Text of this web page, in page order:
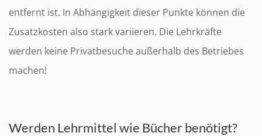
entfernt ist. In Abhängigkeit dieser Punkte können die
Zusatzkosten also stark variieren. Die Lehrkräfte
werden keine Privatbesuche außerhalb des Betriebes
machen!
Werden Lehrmittel wie Bücher benötigt?